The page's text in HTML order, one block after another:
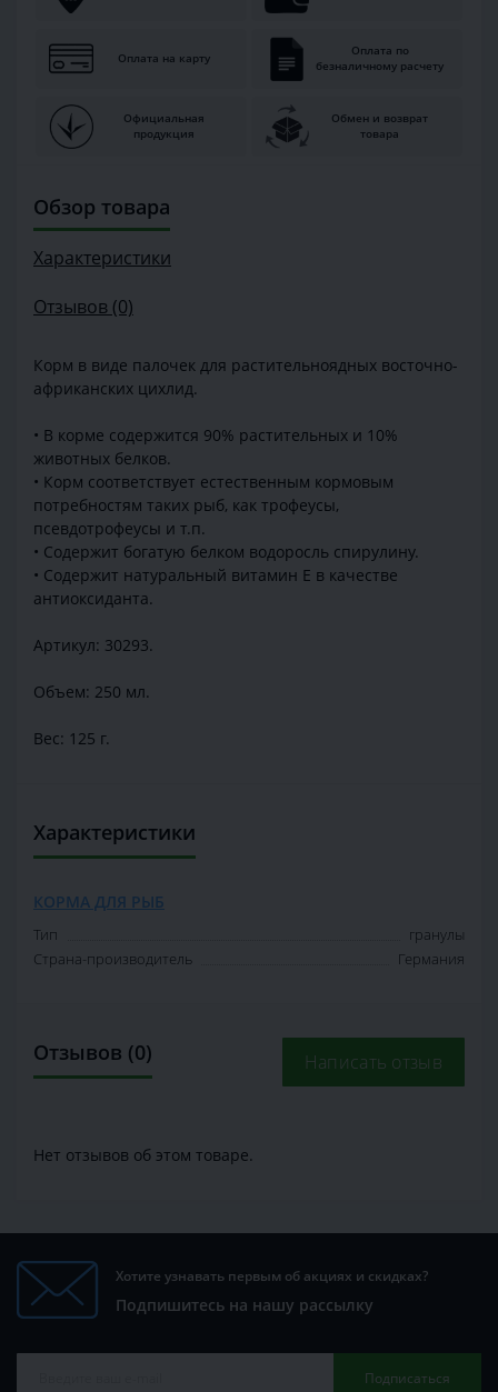
Оплата на карту
Оплата по
безналичному расчету
Официальная
продукция
Обмен и возврат
товара
Обзор товара
Характеристики
Отзывов (0)
Корм в виде палочек для растительноядных восточно-
африканских цихлид.
• В корме содержится 90% растительных и 10%
животных белков.
• Корм соответствует естественным кормовым
потребностям таких рыб, как трофеусы,
псевдотрофеусы и т.п.
• Содержит богатую белком водоросль спирулину.
• Содержит натуральный витамин Е в качестве
антиоксиданта.
Артикул: 30293.
Объем: 250 мл.
Вес: 125 г.
Характеристики
КОРМА ДЛЯ РЫБ
Тип
гранулы
Страна-производитель
Германия
Отзывов (0) Написать отзыв
Нет отзывов об этом товаре.
Хотите узнавать первым об акциях и скидках?
Подпишитесь на нашу рассылку
Подписаться